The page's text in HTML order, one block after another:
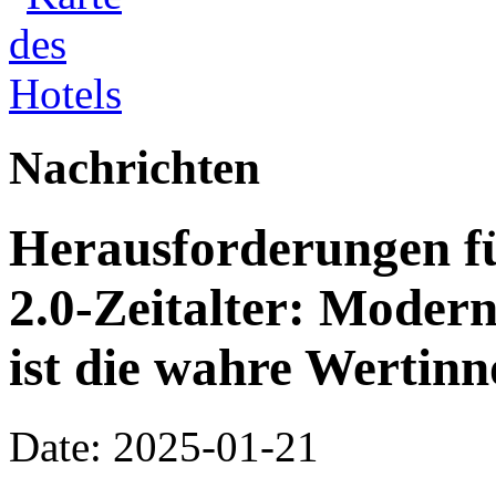
Nachrichten
Herausforderungen
2.0-Zeitalter:
ist die wahre
Date: 2025-01-21